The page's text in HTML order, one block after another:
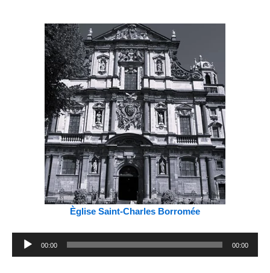
Èglise Saint-Charles Borromée
Lecteur
00:00 00:00